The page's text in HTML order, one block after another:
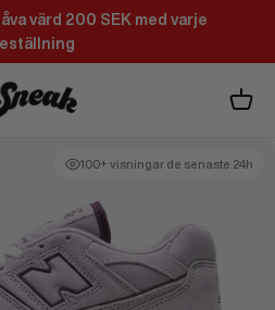
värd 200 SEK med varje
100+ visningar de senaste 24h